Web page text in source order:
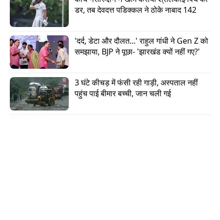
डर, तब देवदत्त पडिक्कल ने ठोके नाबाद 142
'दर्द, डेटा और दौलत...' राहुल गांधी ने Gen Z को
समझाया, BJP ने पूछा- 'झारखंड क्यों नहीं गए?'
3 घंटे कीचड़ में फंसी रही गाड़ी, अस्पताल नहीं
पहुंच पाई बीमार बच्ची, जान चली गई